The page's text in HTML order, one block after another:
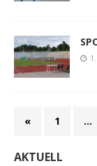
« 1 …
AKTUELL